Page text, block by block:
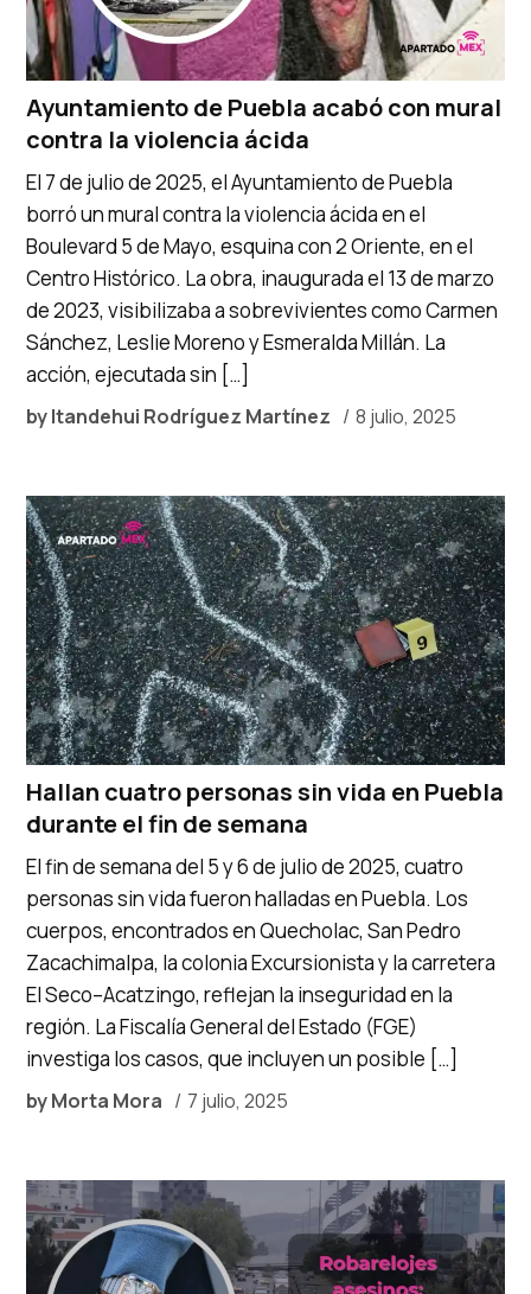
Ayuntamiento de Puebla acabó con mural
contra la violencia ácida
byItandehui Rodríguez Martínez 8 julio, 2025
El 7 de julio de 2025, el Ayuntamiento de Puebla
borró un mural contra la violencia ácida en el
Boulevard 5 de Mayo, esquina con 2 Oriente, en el
Centro Histórico. La obra, inaugurada el 13 de marzo
de 2023, visibilizaba a sobrevivientes como Carmen
Sánchez, Leslie Moreno y Esmeralda Millán. La
acción, ejecutada sin […]
Hallan cuatro personas sin vida en Puebla
durante el fin de semana
byMorta Mora 7 julio, 2025
El fin de semana del 5 y 6 de julio de 2025, cuatro
personas sin vida fueron halladas en Puebla. Los
cuerpos, encontrados en Quecholac, San Pedro
Zacachimalpa, la colonia Excursionista y la carretera
El Seco–Acatzingo, reflejan la inseguridad en la
región. La Fiscalía General del Estado (FGE)
investiga los casos, que incluyen un posible […]